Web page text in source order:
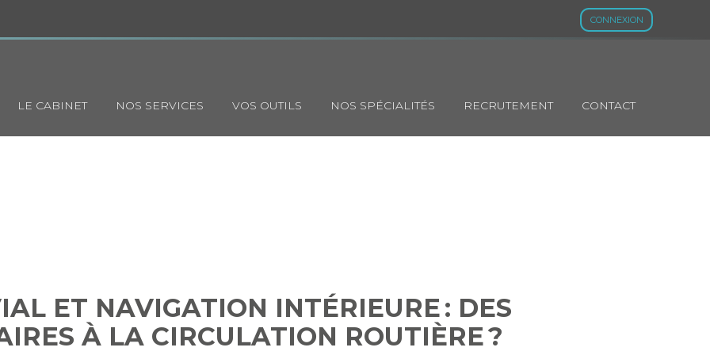
CONNEXION
Principal
LE CABINET NOS SERVICES VOS OUTILS NOS SPÉCIALITÉS RECRUTEMENT CONTACT
ET NAVIGATION INTÉRIEURE : DES
À LA CIRCULATION ROUTIÈRE ?